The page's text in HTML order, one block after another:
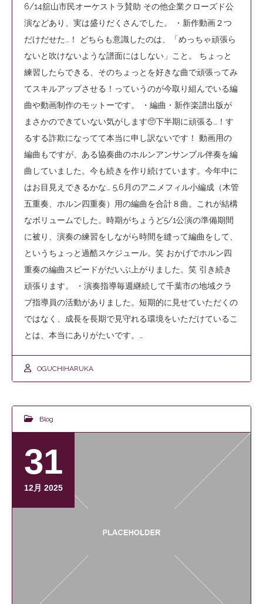
6/14舘山市民オーケストラ賛助 その他企業クローズド公
演などあり、実は盛りだくさんでした。 ・新作動画２つ
だけだせた…！ どちらも意識したのは、「めっちゃ頑張ら
ないと吹けないような譜面にはしない」こと。 ちょっと
練習したらできる、そのちょっとを好きな曲で頑張ってみ
てスキルアップさせる！っていうのが今取り組んでいる編
曲や動画制作のモットーです。 ・編曲・新作楽譜出版が
まさかのできていない気がします🥺下半期に頑張る…！す
るする詐欺になってて本当に申し訳ないです！ 動画用の
編曲もですが、ある協奏曲のホルンアンサンブル伴奏を編
曲していました。今も続きを作り続けています。今年中に
はお目見えできるかな… 5,6月のアニメフィル小編成（木管
五重奏、ホルン四重奏）用の編曲を合計８曲。これが結構
なボリュームでした。時期がちょうど5/1公演の準備期間
に被り、演奏の練習をしながら時間を縫って編曲をして、
というちょっと過酷スケジュール。笑 おかげでホルン四
重奏の編曲スピードがだいぶ上がりました。笑 引き続き
頑張ります。 ・演奏指導毎週継続して千葉市の地域クラ
ブ指導員の活動がありました。短期的に見せていただくの
ではなく、成長を長期で見守れる環境をいただけているこ
とは、本当にありがたいです。…
OGUCHIHARUKA
Blog
31
12月 2025